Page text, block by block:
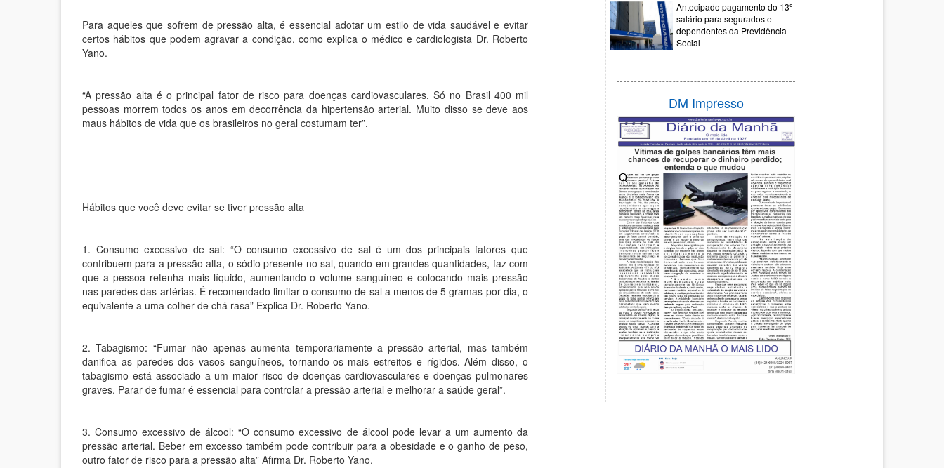
Para aqueles que sofrem de pressão alta, é essencial adotar um estilo de vida saudável e evitar
certos hábitos que podem agravar a condição, como explica o médico e cardiologista Dr. Roberto
Yano.
“A pressão alta é o principal fator de risco para doenças cardiovasculares. Só no Brasil 400 mil
pessoas morrem todos os anos em decorrência da hipertensão arterial. Muito disso se deve aos
maus hábitos de vida que os brasileiros no geral costumam ter”.
Hábitos que você deve evitar se tiver pressão alta
1. Consumo excessivo de sal: “O consumo excessivo de sal é um dos principais fatores que
contribuem para a pressão alta, o sódio presente no sal, quando em grandes quantidades, faz com
que a pessoa retenha mais líquido, aumentando o volume sanguíneo e colocando mais pressão
nas paredes das artérias. É recomendado limitar o consumo de sal a menos de 5 gramas por dia, o
equivalente a uma colher de chá rasa” Explica Dr. Roberto Yano.
2. Tabagismo: “Fumar não apenas aumenta temporariamente a pressão arterial, mas também
danifica as paredes dos vasos sanguíneos, tornando-os mais estreitos e rígidos. Além disso, o
tabagismo está associado a um maior risco de doenças cardiovasculares e doenças pulmonares
graves. Parar de fumar é essencial para controlar a pressão arterial e melhorar a saúde geral”.
3. Consumo excessivo de álcool: “O consumo excessivo de álcool pode levar a um aumento da
pressão arterial. Beber em excesso também pode contribuir para a obesidade e o ganho de peso,
outro fator de risco para a pressão alta” Afirma Dr. Roberto Yano.
Antecipado pagamento do 13º
salário para segurados e
dependentes da Previdência
Social
DM Impresso